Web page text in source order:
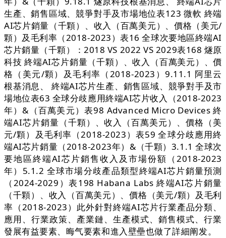
生產、銷售區域、競爭對手及市場地位表123 微軟 終端
AI芯片銷量（千顆）、收入（百萬美元）、價格（美元/
顆）及毛利率（2018-2023）表16 全球次要地區終端AI
芯片銷量（千顆）：2018 VS 2022 VS 2029表168 燧原
科技 終端AI芯片銷量（千顆）、收入（百萬美元）、價
格（美元/顆）及毛利率（2018-2023）9.11.1 阿里云
根基消息、 終端AI芯片生產、銷售區域、競爭對手及市
場地位表63 全球分歧應用終端AI芯片收入（2018-2023
年）&（百萬美元）表98 Advanced Micro Devices 終
端AI芯片銷量（千顆）、收入（百萬美元）、價格（美
元/顆）及毛利率（2018-2023）表59 全球分歧應用終
端AI芯片銷量（2018-2023年）&（千顆）3.1.1 全球次
要地區終端AI芯片銷售收入及市場份額（2018-2023
年）5.1.2 全球市場分歧產品類型終端AI芯片銷量預測
（2024-2029）表198 Habana Labs 終端AI芯片銷量
（千顆）、收入（百萬美元）、價格（美元/顆）及毛利
率（2018-2023）此外針對終端AI芯片行業產品分類、
應用、行業政策、產業鏈、生產模式、銷售模式、行業
發展有益要素、晦气要素和進入壁壘也做了詳細阐发。